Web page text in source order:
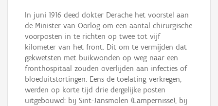
In juni 1916 deed dokter Derache het voorstel aan
de Minister van Oorlog om een aantal chirurgische
voorposten in te richten op twee tot vijf
kilometer van het front. Dit om te vermijden dat
gekwetsten met buikwonden op weg naar een
fronthospitaal zouden overlijden aan infecties of
bloeduitstortingen. Eens de toelating verkregen,
werden op korte tijd drie dergelijke posten
uitgebouwd: bij Sint-Jansmolen (Lampernisse), bij